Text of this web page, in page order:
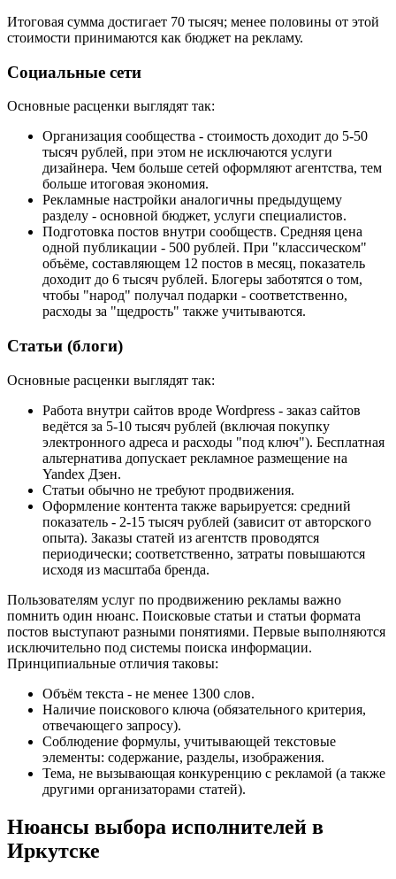
Итоговая сумма достигает 70 тысяч; менее половины от этой
стоимости принимаются как бюджет на рекламу.
Социальные сети
Основные расценки выглядят так:
Организация сообщества - стоимость доходит до 5-50
тысяч рублей, при этом не исключаются услуги
дизайнера. Чем больше сетей оформляют агентства, тем
больше итоговая экономия.
Рекламные настройки аналогичны предыдущему
разделу - основной бюджет, услуги специалистов.
Подготовка постов внутри сообществ. Средняя цена
одной публикации - 500 рублей. При "классическом"
объёме, составляющем 12 постов в месяц, показатель
доходит до 6 тысяч рублей. Блогеры заботятся о том,
чтобы "народ" получал подарки - соответственно,
расходы за "щедрость" также учитываются.
Статьи (блоги)
Основные расценки выглядят так:
Работа внутри сайтов вроде Wordpress - заказ сайтов
ведётся за 5-10 тысяч рублей (включая покупку
электронного адреса и расходы "под ключ"). Бесплатная
альтернатива допускает рекламное размещение на
Yandex Дзен.
Статьи обычно не требуют продвижения.
Оформление контента также варьируется: средний
показатель - 2-15 тысяч рублей (зависит от авторского
опыта). Заказы статей из агентств проводятся
периодически; соответственно, затраты повышаются
исходя из масштаба бренда.
Пользователям услуг по продвижению рекламы важно
помнить один нюанс. Поисковые статьи и статьи формата
постов выступают разными понятиями. Первые выполняются
исключительно под системы поиска информации.
Принципиальные отличия таковы:
Объём текста - не менее 1300 слов.
Наличие поискового ключа (обязательного критерия,
отвечающего запросу).
Соблюдение формулы, учитывающей текстовые
элементы: содержание, разделы, изображения.
Тема, не вызывающая конкуренцию с рекламой (а также
другими организаторами статей).
Нюансы выбора исполнителей в
Иркутске